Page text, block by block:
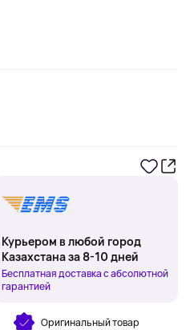
Курьером в любой город
Казахстана за 8-10 дней
Бесплатная доставка с абсолютной
гарантией
Оригинальный товар